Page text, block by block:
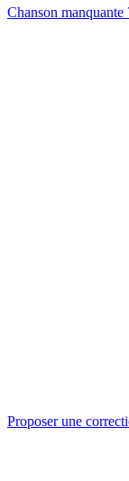
Chanson manquante
Proposer une